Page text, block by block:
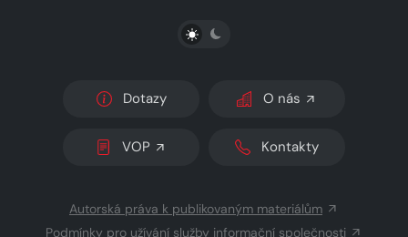
PŘEPNOUT SVĚTLÝ/TMAVÝ REŽIM
Dotazy O nás
VOP Kontakty
Autorská práva k publikovaným materiálům
Podmínky pro užívání služby informační společnosti